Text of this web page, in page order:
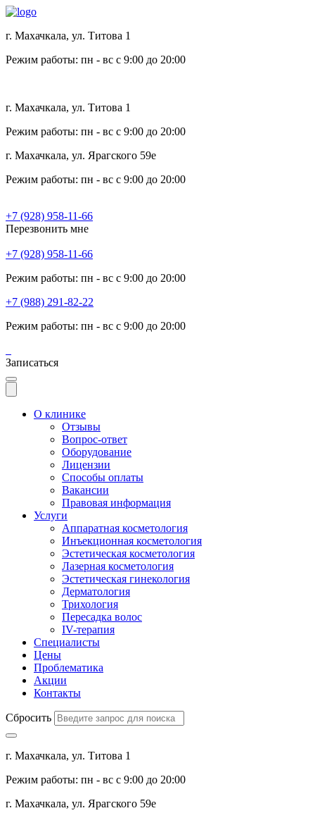
г. Махачкала, ул. Титова 1
Режим работы: пн - вс с 9:00 до 20:00
г. Махачкала, ул. Титова 1
Режим работы: пн - вс с 9:00 до 20:00
г. Махачкала, ул. Ярагского 59е
Режим работы: пн - вс с 9:00 до 20:00
+7 (928) 958-11-66
Перезвонить мне
+7 (928) 958-11-66
Режим работы: пн - вс с 9:00 до 20:00
+7 (988) 291-82-22
Режим работы: пн - вс с 9:00 до 20:00
Записаться
О клинике
Отзывы
Вопрос-ответ
Оборудование
Лицензии
Способы оплаты
Вакансии
Правовая информация
Услуги
Аппаратная косметология
Инъекционная косметология
Эстетическая косметология
Лазерная косметология
Эстетическая гинекология
Дерматология
Трихология
Пересадка волос
IV-терапия
Специалисты
Цены
Проблематика
Акции
Контакты
Сбросить
г. Махачкала, ул. Титова 1
Режим работы: пн - вс с 9:00 до 20:00
г. Махачкала, ул. Ярагского 59е